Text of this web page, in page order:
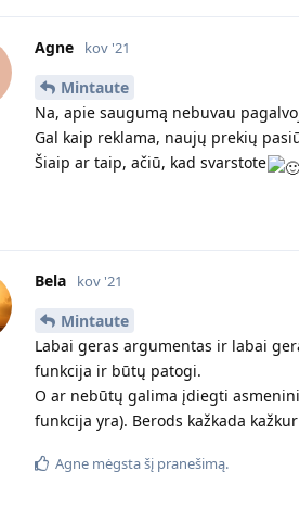
Agne kov '21
Mintaute
Na, apie saugumą nebuvau
Gal kaip reklama, naujų prekių
Šiaip ar taip, ačiū, kad svarstote
Bela kov '21
Mintaute
Labai geras argumentas ir labai
funkcija ir būtų patogi.
O ar nebūtų galima įdiegti
funkcija yra). Berods kažkada
Agne mėgsta šį pranešimą.